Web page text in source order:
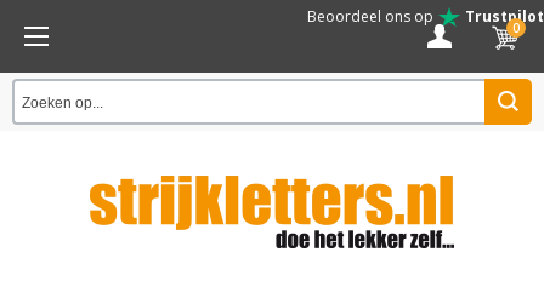
Beoordeel ons op Trustpilot
0